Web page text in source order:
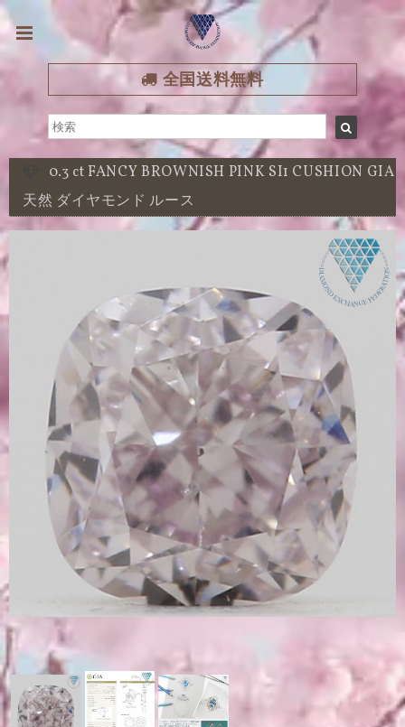
全国送料無料
0.3 ct FANCY BROWNISH PINK SI1 CUSHION GIA
天然 ダイヤモンド ルース